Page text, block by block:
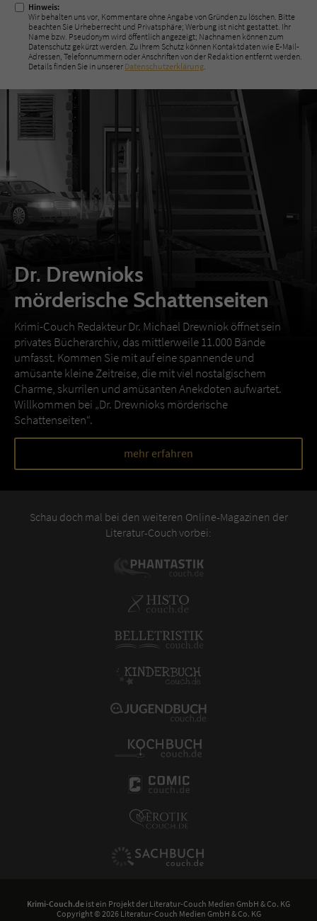
Hinweis:
Wir behalten uns vor, Kommentare ohne Angabe von Gründen zu löschen. Bitte
beachten Sie Urheberrecht und Privatsphäre; Werbung ist nicht gestattet. Ihr
Name bzw. Pseudonym wird öffentlich angezeigt; Nachnamen können zum
Datenschutz gekürzt werden. Zu Ihrem Schutz können Kontaktdaten wie E-Mail-
Adressen, Telefonnummern oder Anschriften von der Redaktion entfernt werden.
Details finden Sie in unserer Datenschutzerklärung
Dr. Drewnioks
mörderische Schattenseiten
Krimi-Couch Redakteur Dr. Michael Drewniok öffnet sein
privates Bücherarchiv, das mittlerweile 11.000 Bände
umfasst. Kommen Sie mit auf eine spannende und
amüsante kleine Zeitreise, die mit viel nostalgischem
Charme, skurrilen und amüsanten Anekdoten aufwartet.
Willkommen bei „Dr. Drewnioks mörderische
Schattenseiten“.
mehr erfahren
Schau doch mal bei den weiteren Online-Magazinen der
Literatur-Couch vorbei:
Krimi-Couch.de ist ein Projekt der Literatur-Couch Medien GmbH & Co. KG
Copyright © 2026 Literatur-Couch Medien GmbH & Co. KG